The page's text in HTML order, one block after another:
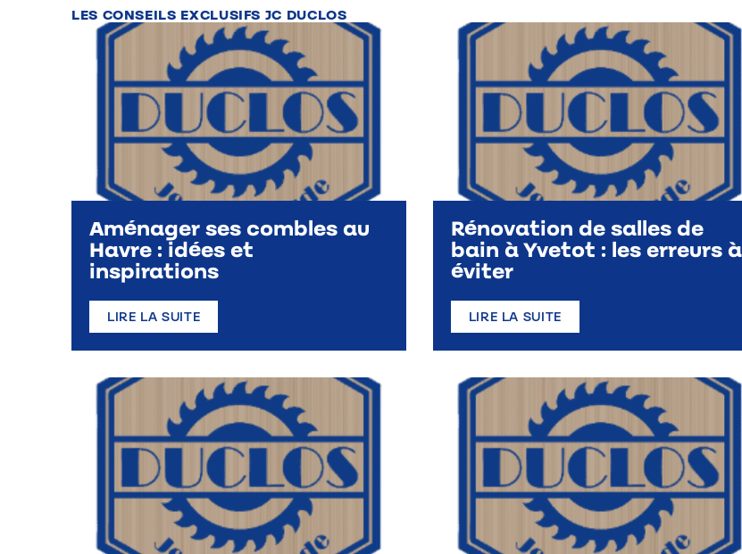
LES CONSEILS EXCLUSIFS JC DUCLOS
Aménager ses combles au
Havre : idées et
inspirations
LIRE LA SUITE
Rénovation de salles de
bain à Yvetot : les erreurs à
éviter
LIRE LA SUITE